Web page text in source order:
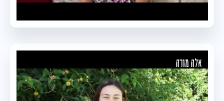
אלה מורה